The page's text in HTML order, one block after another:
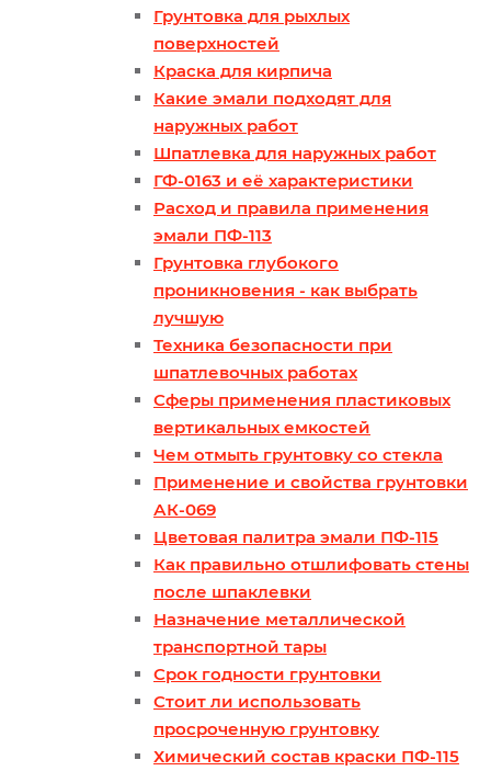
Грунтовка для рыхлых
поверхностей
Краска для кирпича
Какие эмали подходят для
наружных работ
Шпатлевка для наружных работ
ГФ-0163 и её характеристики
Расход и правила применения
эмали ПФ-113
Грунтовка глубокого
проникновения - как выбрать
лучшую
Техника безопасности при
шпатлевочных работах
Сферы применения пластиковых
вертикальных емкостей
Чем отмыть грунтовку со стекла
Применение и свойства грунтовки
АК-069
Цветовая палитра эмали ПФ-115
Как правильно отшлифовать стены
после шпаклевки
Назначение металлической
транспортной тары
Срок годности грунтовки
Стоит ли использовать
просроченную грунтовку
Химический состав краски ПФ-115